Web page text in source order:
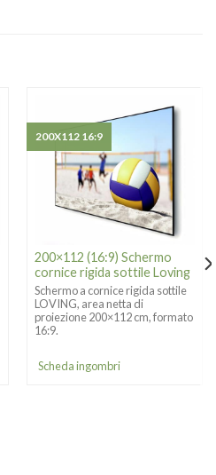
200×112 (16:9) Schermo
cornice rigida sottile Loving
Schermo a cornice rigida sottile
LOVING, area netta di
proiezione 200×112 cm, formato
16:9.
Scheda ingombri
200X112 16:9